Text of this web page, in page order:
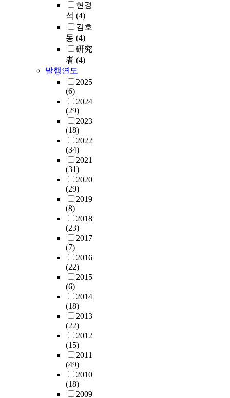
현경
석 (4)
김호
동 (4)
硏究
者 (4)
발행연도
2025
(6)
2024
(29)
2023
(18)
2022
(34)
2021
(31)
2020
(29)
2019
(8)
2018
(23)
2017
(7)
2016
(22)
2015
(6)
2014
(18)
2013
(22)
2012
(15)
2011
(49)
2010
(18)
2009